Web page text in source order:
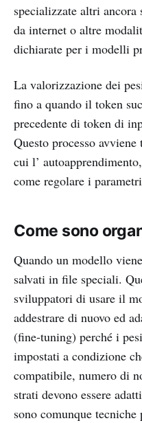
specializzate altri
da internet o altre
dichiarate per i modelli
La valorizzazione dei
fino a quando il token
precedente di token di
Questo processo
cui l’
come regolare i
Come sono
Quando un modello
salvati in file speciali.
sviluppatori di usare il
addestrare di nuovo ed
(fine-tuning) perché i
impostati a condizione
compatibile, numero di
strati devono essere
sono comunque